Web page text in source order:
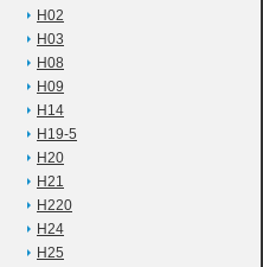
H02
H03
H08
H09
H14
H19-5
H20
H21
H220
H24
H25